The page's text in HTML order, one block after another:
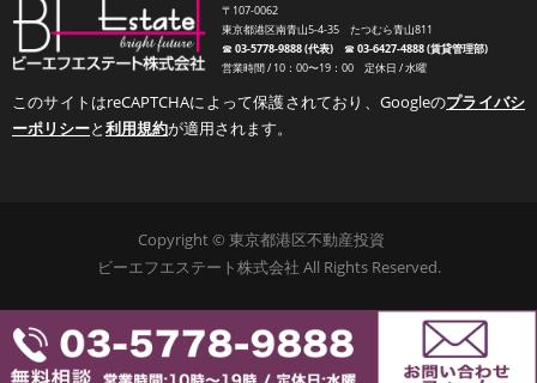
〒107-0062
東京都港区南青山5-4-35 たつむら青山811
☎︎03-5778-9888 (代表)☎︎03-6427-4888 (賃貸管理部)
営業時間 / 10：00〜19：00 定休日 / 水曜
このサイトはreCAPTCHAによって保護されており、Googleのプライバシ
ーポリシーと利用規約が適用されます。
Copyright © 東京都港区不動産投資
ビーエフエステート株式会社 All Rights Reserved.